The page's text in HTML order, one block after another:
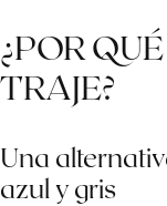
¿POR
TRAJE?
Una
azul y gris